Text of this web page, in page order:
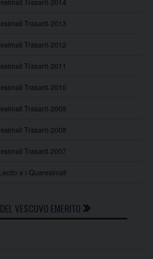
Trasarti-2014
Trasarti-2013
Trasarti-2012
Trasarti-2011
Trasarti-2010
Trasarti-2009
Trasarti-2008
Trasarti-2007
e i Quaresimali
VESCOVO EMERITO